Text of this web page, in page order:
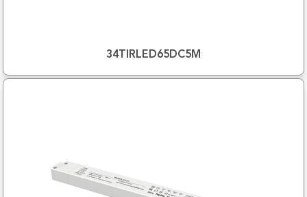
34TIRLED65DC5M